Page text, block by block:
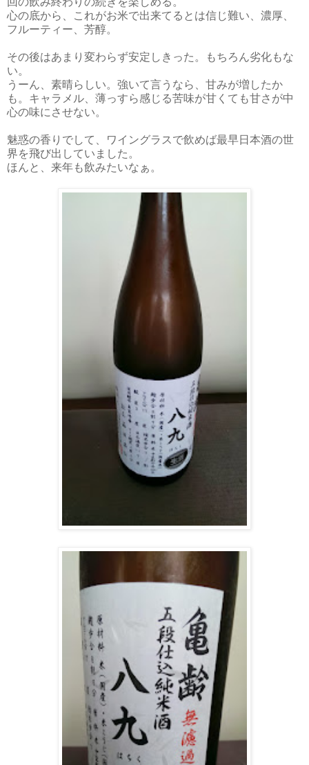
心の底から、これがお米で出来てるとは信じ難い、濃厚、
フルーティー、芳醇。
その後はあまり変わらず安定しきった。もちろん劣化もな
い。
うーん、素晴らしい。強いて言うなら、甘みが増したか
も。キャラメル、薄っすら感じる苦味が甘くても甘さが中
心の味にさせない。
魅惑の香りでして、ワイングラスで飲めば最早日本酒の世
界を飛び出していました。
ほんと、来年も飲みたいなぁ。